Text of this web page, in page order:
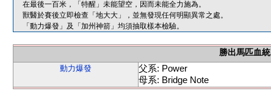
在最後一百米，「特醒」未能望空，因而未能全力施為。
獸醫於賽後立即檢查「地大大」，並無發現任何明顯異常之處。
「動力爆發」及「加州神箭」均須抽取樣本檢驗。
勝出馬匹血統
動力爆發
父系: Power
母系: Bridge Note